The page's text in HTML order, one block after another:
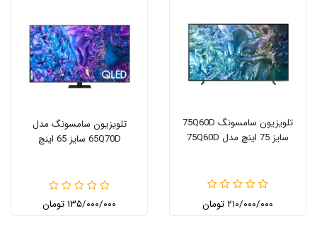
تلویزیون سامسونگ 75Q60D
سایز 75 اینچ مدل 75Q60D
۲۱۰/۰۰۰/۰۰۰ تومان
تلویزیون سامسونگ مدل
65Q70D سایز 65 اینچ
۱۳۵/۰۰۰/۰۰۰ تومان